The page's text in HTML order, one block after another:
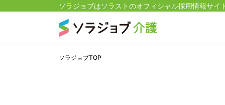
ソラジョブはソラストのオフィシャル採用情報サイ
ソラジョブTOP